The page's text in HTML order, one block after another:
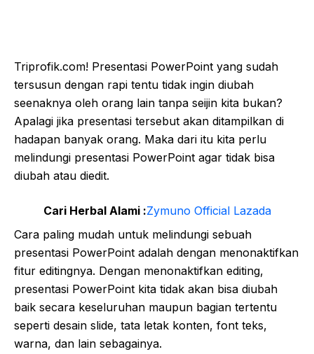
Triprofik.com! Presentasi PowerPoint yang sudah
tersusun dengan rapi tentu tidak ingin diubah
seenaknya oleh orang lain tanpa seijin kita bukan?
Apalagi jika presentasi tersebut akan ditampilkan di
hadapan banyak orang. Maka dari itu kita perlu
melindungi presentasi PowerPoint agar tidak bisa
diubah atau diedit.
Cari Herbal Alami :Zymuno Official Lazada
Cara paling mudah untuk melindungi sebuah
presentasi PowerPoint adalah dengan menonaktifkan
fitur editingnya. Dengan menonaktifkan editing,
presentasi PowerPoint kita tidak akan bisa diubah
baik secara keseluruhan maupun bagian tertentu
seperti desain slide, tata letak konten, font teks,
warna, dan lain sebagainya.